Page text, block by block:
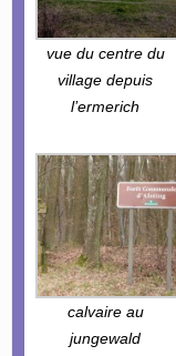
vue du centre du
village depuis
l’ermerich
calvaire au
jungewald